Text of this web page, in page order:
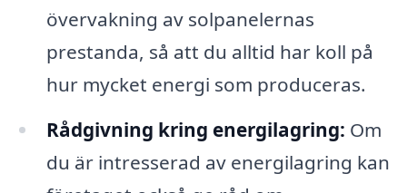
övervakning av solpanelernas
prestanda, så att du alltid har koll på
hur mycket energi som produceras.
Rådgivning kring energilagring: Om
du är intresserad av energilagring kan